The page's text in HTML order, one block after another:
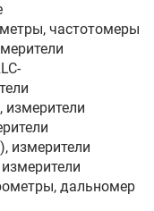
частотомеры
измерители
измерители
дальномер